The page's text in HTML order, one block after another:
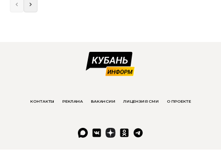
КОНТАКТЫ РЕКЛАМА ВАКАНСИИ ЛИЦЕНЗИЯ СМИ О ПРОЕКТЕ